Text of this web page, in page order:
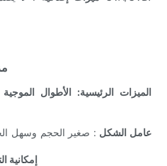
الميزات الرئيسية: الأطوال الموجية
عامل الشكل : صغير الحجم وسهل
إمكانية